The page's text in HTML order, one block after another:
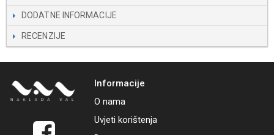
DODATNE INFORMACIJE
RECENZIJE
Informacije
O nama
Uvjeti korištenja